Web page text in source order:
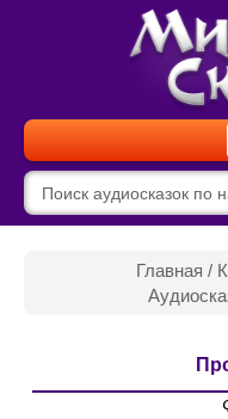
Главная /